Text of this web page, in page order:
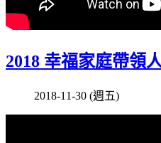
2018 幸福家庭帶領
2018-11-30 (週五)